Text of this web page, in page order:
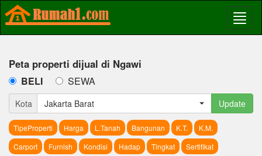
Peta properti dijual di Ngawi
BELI SEWA
Kota Jakarta Barat Update
TipeProperti Harga L.Tanah Bangunan K.T.
K.M.
Carport
Furnish Kondisi Hadap Tingkat
Sertifikat